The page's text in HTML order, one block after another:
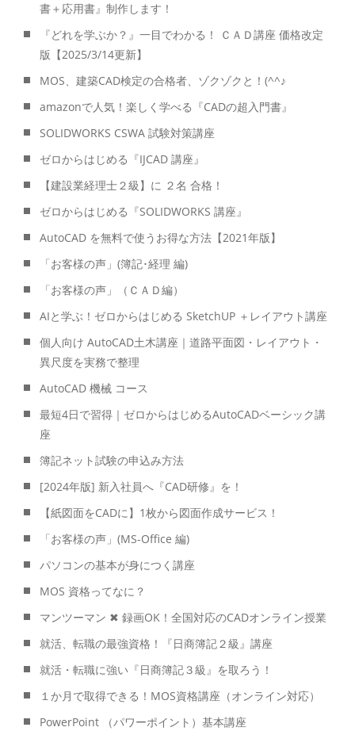
書＋応用書』制作します！
『どれを学ぶか？』一目でわかる！ ＣＡＤ講座 価格改定
版【2025/3/14更新】
MOS、建築CAD検定の合格者、ゾクゾクと！(^^♪
amazonで人気！楽しく学べる『CADの超入門書』
SOLIDWORKS CSWA 試験対策講座
ゼロからはじめる『IJCAD 講座』
【建設業経理士２級】に ２名 合格！
ゼロからはじめる『SOLIDWORKS 講座』
AutoCAD を無料で使うお得な方法【2021年版】
「お客様の声」(簿記･経理 編)
「お客様の声」（ＣＡＤ編）
AIと学ぶ！ゼロからはじめる SketchUP ＋レイアウト講座
個人向け AutoCAD土木講座｜道路平面図・レイアウト・
異尺度を実務で整理
AutoCAD 機械 コース
最短4日で習得｜ゼロからはじめるAutoCADベーシック講
座
簿記ネット試験の申込み方法
[2024年版] 新入社員へ『CAD研修』を！
【紙図面をCADに】1枚から図面作成サービス！
「お客様の声」(MS-Office 編)
パソコンの基本が身につく講座
MOS 資格ってなに？
マンツーマン ✖ 録画OK！全国対応のCADオンライン授業
就活、転職の最強資格！『日商簿記２級』講座
就活・転職に強い『日商簿記３級』を取ろう！
１か月で取得できる！MOS資格講座（オンライン対応）
PowerPoint （パワーポイント）基本講座